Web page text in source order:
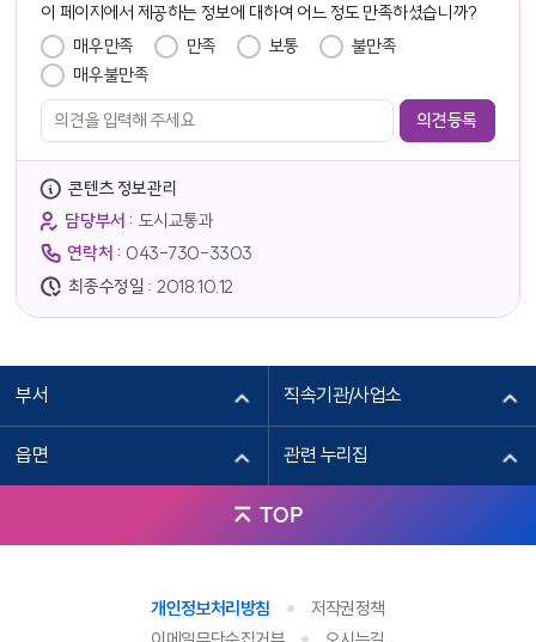
이 페이지에서 제공하는 정보에 대하여 어느 정도 만족하셨습니까?
매우만족 만족 보통
불만족
매우불만족
콘텐츠 정보관리
담당부서 : 도시교통과
연락처 : 043-730-3303
최종수정일 : 2018.10.12
부서 직속기관/사업소
읍면 관련 누리집
TOP
개인정보처리방침
저작권정책